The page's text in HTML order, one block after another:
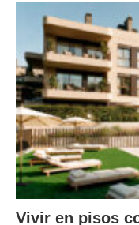
Vivir en pisos